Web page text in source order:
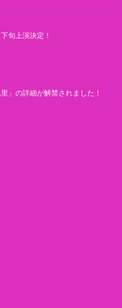
旬上演決定！
」の詳細が解禁されました！